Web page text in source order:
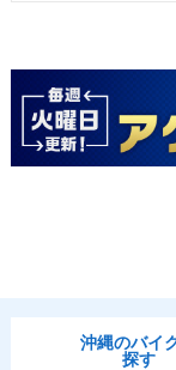
沖縄のバイ
探す